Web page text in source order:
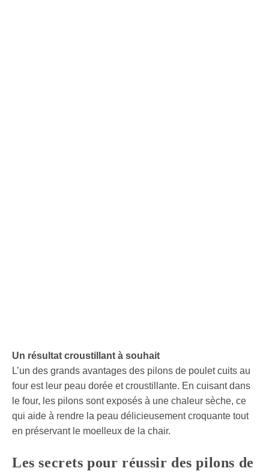
Un résultat croustillant à souhait
L’un des grands avantages des pilons de poulet cuits au
four est leur peau dorée et croustillante. En cuisant dans
le four, les pilons sont exposés à une chaleur sèche, ce
qui aide à rendre la peau délicieusement croquante tout
en préservant le moelleux de la chair.
Les secrets pour réussir des pilons de